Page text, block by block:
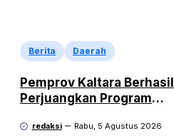
Berita Daerah
Pemprov Kaltara Berhasil
Perjuangkan Program
Pemerintah Pusat
redaksi Rabu, 5 Agustus 2026